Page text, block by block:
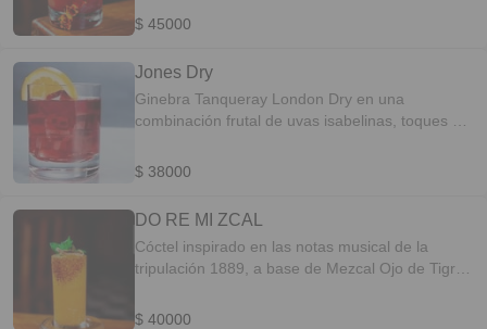
finalizado con una infusión de corozo y flor de
$ 45000
Jones Dry
Ginebra Tanqueray London Dry en una
combinación frutal de uvas isabelinas, toques de
con soda de toronja. PERFIL DEL SABOR:
$ 38000
DO RE MI ZCAL
Cóctel inspirado en las notas musical de la
tripulación 1889, a base de Mezcal Ojo de Tigre
mix cítrico endulzado con una miel artesanal con
$ 40000